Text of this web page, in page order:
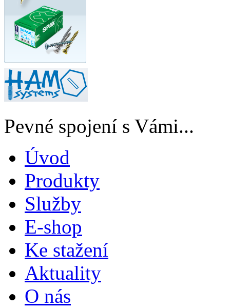
Pevné spojení s Vámi...
Úvod
Produkty
Služby
E-shop
Ke stažení
Aktuality
O nás